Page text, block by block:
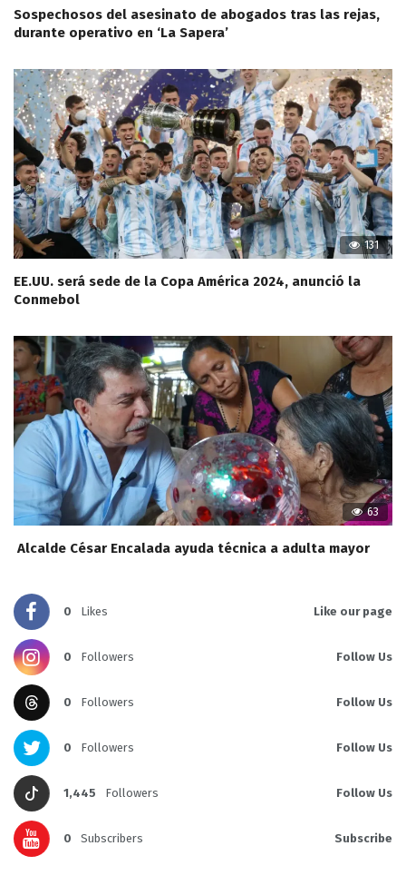
Sospechosos del asesinato de abogados tras las rejas,
durante operativo en ‘La Sapera’
131
EE.UU. será sede de la Copa América 2024, anunció la
Conmebol
63
Alcalde César Encalada ayuda técnica a adulta mayor
0 Likes Like our page
0 Followers Follow Us
0 Followers Follow Us
0 Followers Follow Us
1,445 Followers Follow Us
0 Subscribers Subscribe